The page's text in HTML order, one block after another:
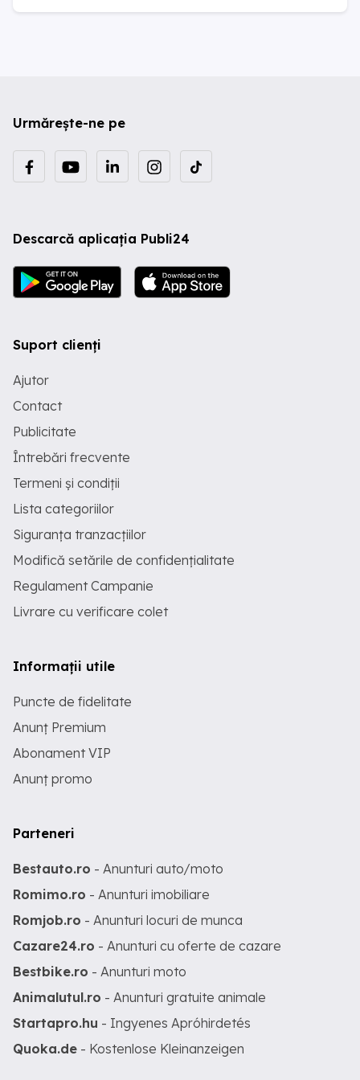
Urmărește-ne pe
Descarcă aplicația Publi24
Suport clienți
Ajutor
Contact
Publicitate
Întrebări frecvente
Termeni și condiții
Lista categoriilor
Siguranța tranzacțiilor
Modifică setările de confidențialitate
Regulament Campanie
Livrare cu verificare colet
Informații utile
Puncte de fidelitate
Anunț Premium
Abonament VIP
Anunț promo
Parteneri
Bestauto.ro - Anunturi auto/moto
Romimo.ro - Anunturi imobiliare
Romjob.ro - Anunturi locuri de munca
Cazare24.ro - Anunturi cu oferte de cazare
Bestbike.ro - Anunturi moto
Animalutul.ro - Anunturi gratuite animale
Startapro.hu - Ingyenes Apróhirdetés
Quoka.de - Kostenlose Kleinanzeigen